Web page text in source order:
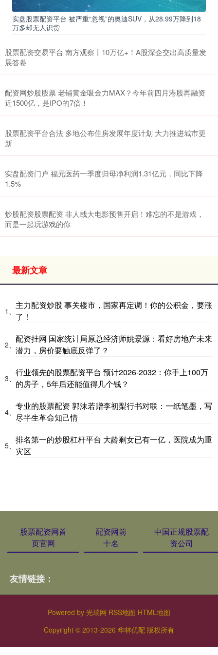
实盘股票配资平台 被严重“忽视”的奥迪SUV，从28.99万降到18
万多却无人识货
股票配资交易平台 南方观察丨10万亿+！A股深企交出高质量发
展答卷
配资网炒股股票 老铺黄金吸金力MAX？今年前四月港股再融资
近1500亿，是IPO的7倍！
股票配资平台合法 多地公布住房发展年度计划 大力推进城市更
新
实盘配资门户 福元医药一季度归母净利润1.31亿元，同比下降
1.5%
炒股配资股票配资 非人哉大电影预售开启！难忘的不是游戏，
而是一起玩游戏的你
最新文章
1、
主力配资炒股 事关楼市，国家再定调！你的公积金，要涨
了！
2、
配资挂网 国家统计局原总经济师姚景源：看好房地产未来
潜力，房价要触底反弹了？
3、
行业领先的股票配资平台 预计2026-2032：你手上100万
的房子，5年后还能值得几个钱？
4、
专业的股票配资 郭沫若赠李初梨行书对联：一纸笔墨，写
尽半生革命知己情
5、
排名第一的炒股杠杆平台 大龄剩女已有一亿，医院成为重
灾区
股票配资网首
页官网
配资网前
十名
中国正规股票配
资公司
友情链接：
Powered by 光瑞网 RSS地图 HTML地图
Copyright © 2013-2026 华林优配 版权所有